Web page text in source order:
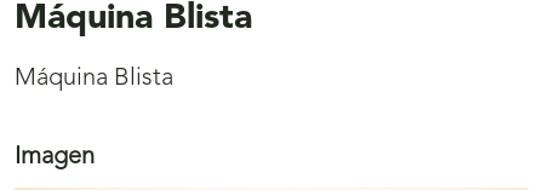
Máquina Blista
Máquina Blista
Imagen